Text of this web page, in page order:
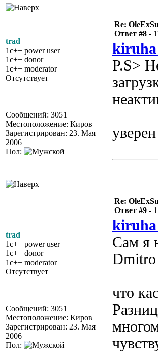
trad
1c++ power user
1c++ donor
1c++ moderator
Отсутствует
Сообщений: 3051
Местоположение: Киров
Зарегистрирован: 23. Мая
2006
Пол:
Re:
Ответ #8 -
kiruha
P.S>
trad
1c++ power user
1c++ donor
1c++ moderator
Отсутствует
Сообщений: 3051
Местоположение: Киров
Зарегистрирован: 23. Мая
2006
Пол:
Re:
Ответ #9 -
kiruha
Сам я
Dmitro
что